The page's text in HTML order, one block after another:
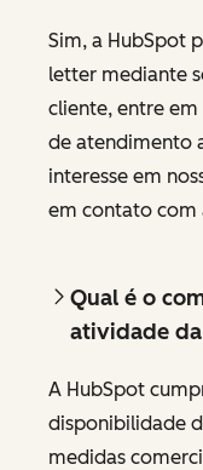
Sim, a HubSpot
letter mediante
cliente, entre
de atendimento
interesse em
em contato com
Qual é o
atividade
A HubSpot
disponibilidade
medidas